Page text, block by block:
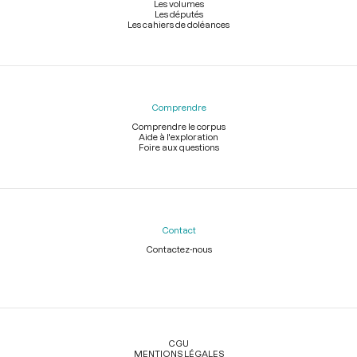
Les volumes
Les députés
Les cahiers de doléances
Comprendre
Comprendre le corpus
Aide à l'exploration
Foire aux questions
Contact
Contactez-nous
Légal
CGU
MENTIONS LÉGALES